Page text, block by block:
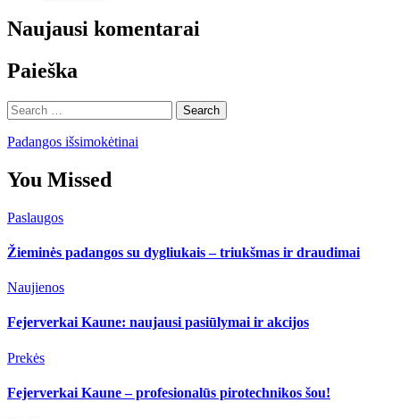
Naujausi komentarai
Paieška
Search
for:
Padangos išsimokėtinai
You Missed
Paslaugos
Žieminės padangos su dygliukais – triukšmas ir draudimai
Naujienos
Fejerverkai Kaune: naujausi pasiūlymai ir akcijos
Prekės
Fejerverkai Kaune – profesionalūs pirotechnikos šou!